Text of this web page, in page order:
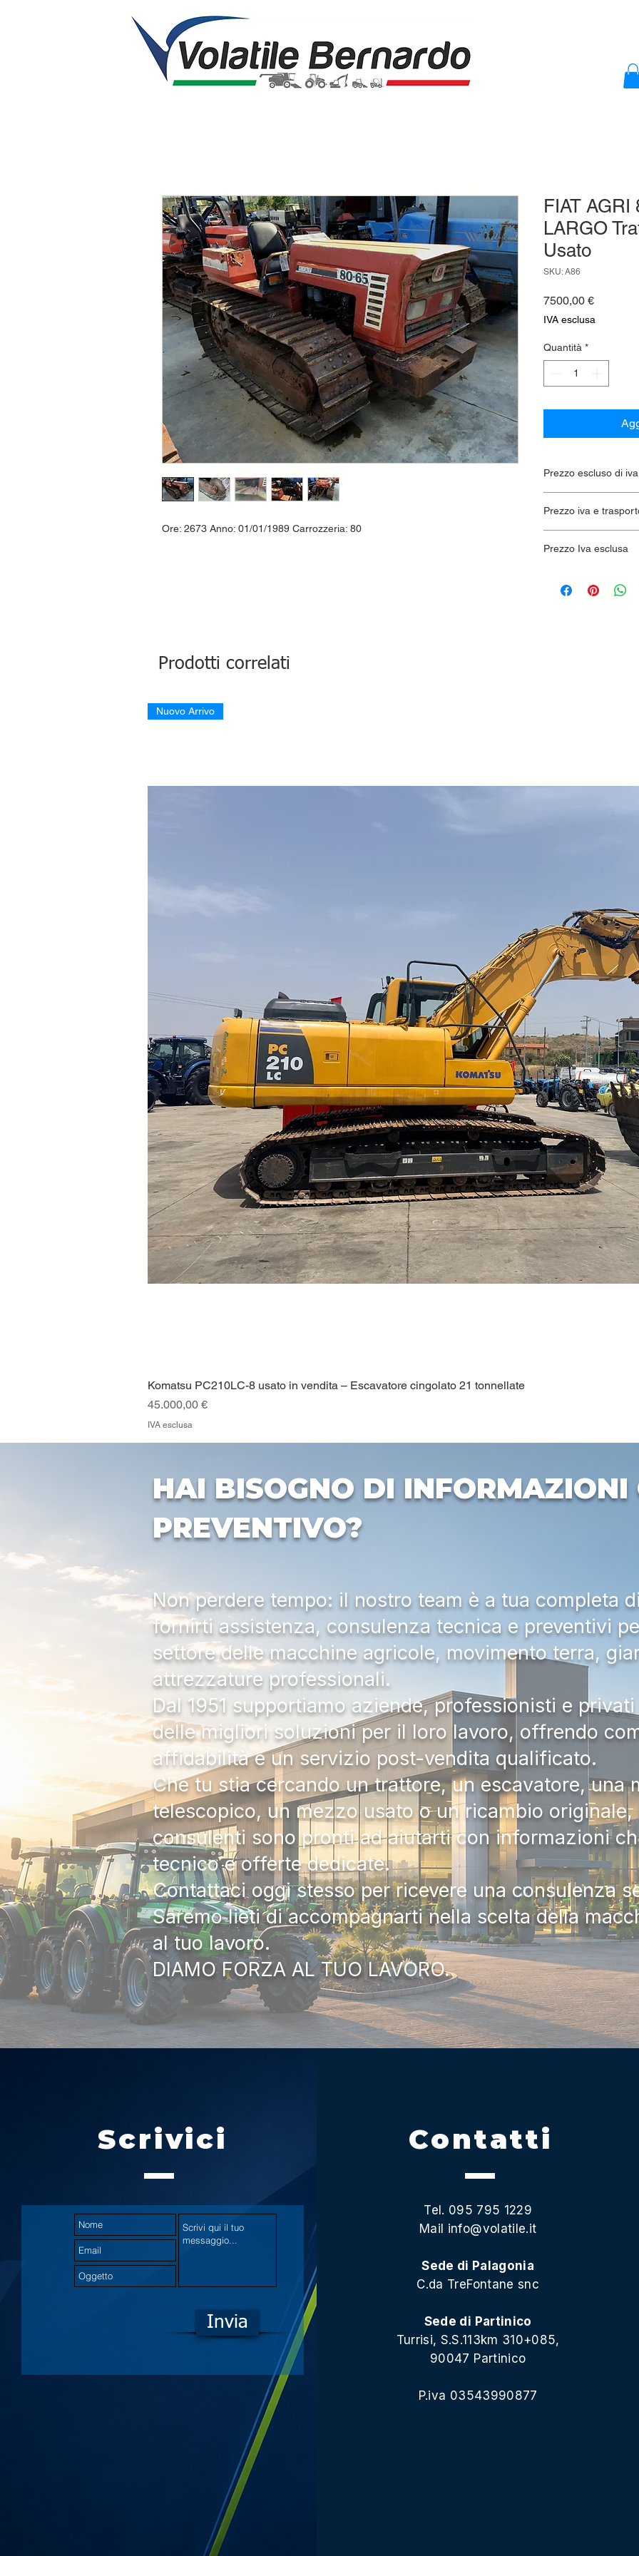
Ore: 2673 Anno: 01/01/1989 Carrozzeria: 80
FIAT AGRI
LARGO
Usato
SKU: A86
7500,00 €Prezzo
IVA esclusa
Quantità *
Prezzo escluso di iva.
Prezzo iva e
Prezzo Iva esclusa
Prodotti correlati
Vista rapida
Nuovo Arrivo
Komatsu PC210LC-8 usato in vendita – Escavatore cingolato 21 tonnellate
Prezzo
45.000,00 €
IVA esclusa
HAI BISOGNO DI INFORMAZIONI
PREVENTIVO?
Non perdere tempo: il nostro team è a tua completa
fornirti assistenza, consulenza tecnica e preventivi
settore delle macchine agricole, movimento terra,
attrezzature professionali.
Dal 1951 supportiamo aziende, professionisti e
delle migliori soluzioni per il loro lavoro, offrendo
affidabilità e un servizio post-vendita qualificato.
Che tu stia cercando un trattore, un escavatore, una
telescopico, un mezzo usato o un ricambio
consulenti sono pronti ad aiutarti con informazioni
tecnico e offerte dedicate.
Contattaci oggi stesso per ricevere una consulenza
Saremo lieti di accompagnarti nella scelta della
al tuo lavoro.
DIAMO FORZA AL TUO LAVORO.
Scrivici
Invia
Contatti
Tel. 095 795 1229
Mail info@volatile.it
Sede di Palagonia
C.da TreFontane snc
Sede di Partinico
Turrisi, S.S.113km 310+085,
90047 Partinico
P.iva 03543990877